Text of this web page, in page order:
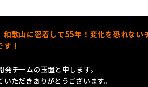
和歌山に密着して55年！変化を恐れな
！
チームの玉置と申します。
ただきありがとうございます。